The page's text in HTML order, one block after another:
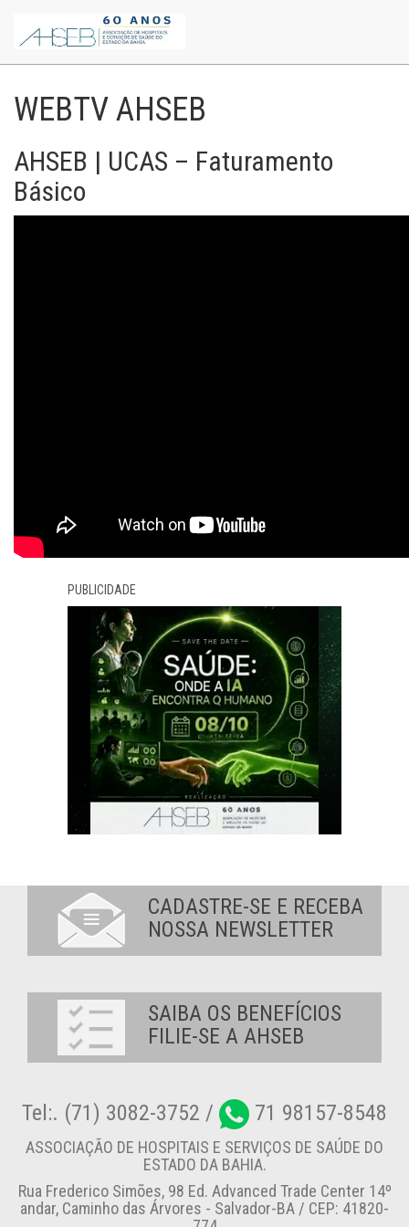
WEBTV AHSEB
AHSEB | UCAS – Faturamento
Básico
PUBLICIDADE
CADASTRE-SE E RECEBA
NOSSA NEWSLETTER
SAIBA OS BENEFÍCIOS
FILIE-SE A AHSEB
Tel:. (71) 3082-3752 / 71 98157-8548
ASSOCIAÇÃO DE HOSPITAIS E SERVIÇOS DE SAÚDE DO
ESTADO DA BAHIA.
Rua Frederico Simões, 98 Ed. Advanced Trade Center 14º
andar, Caminho das Árvores - Salvador-BA / CEP: 41820-